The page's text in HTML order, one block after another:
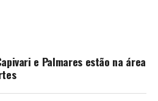
e Palmares estão na área